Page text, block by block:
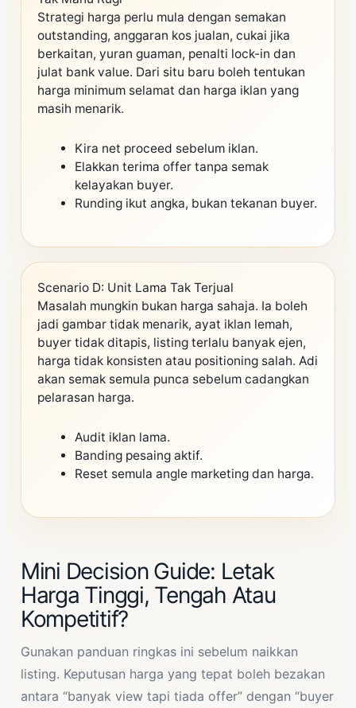
Strategi harga perlu mula dengan semakan
outstanding, anggaran kos jualan, cukai jika
berkaitan, yuran guaman, penalti lock-in dan
julat bank value. Dari situ baru boleh tentukan
harga minimum selamat dan harga iklan yang
masih menarik.
Kira net proceed sebelum iklan.
Elakkan terima offer tanpa semak
kelayakan buyer.
Runding ikut angka, bukan tekanan buyer.
Scenario D: Unit Lama Tak Terjual
Masalah mungkin bukan harga sahaja. Ia boleh
jadi gambar tidak menarik, ayat iklan lemah,
buyer tidak ditapis, listing terlalu banyak ejen,
harga tidak konsisten atau positioning salah. Adi
akan semak semula punca sebelum cadangkan
pelarasan harga.
Audit iklan lama.
Banding pesaing aktif.
Reset semula angle marketing dan harga.
Mini Decision Guide: Letak
Harga Tinggi, Tengah Atau
Kompetitif?
Gunakan panduan ringkas ini sebelum naikkan
listing. Keputusan harga yang tepat boleh bezakan
antara “banyak view tapi tiada offer” dengan “buyer